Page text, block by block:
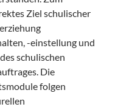
Ziel schulischer
-einstellung und
schulischen
Die
folgen